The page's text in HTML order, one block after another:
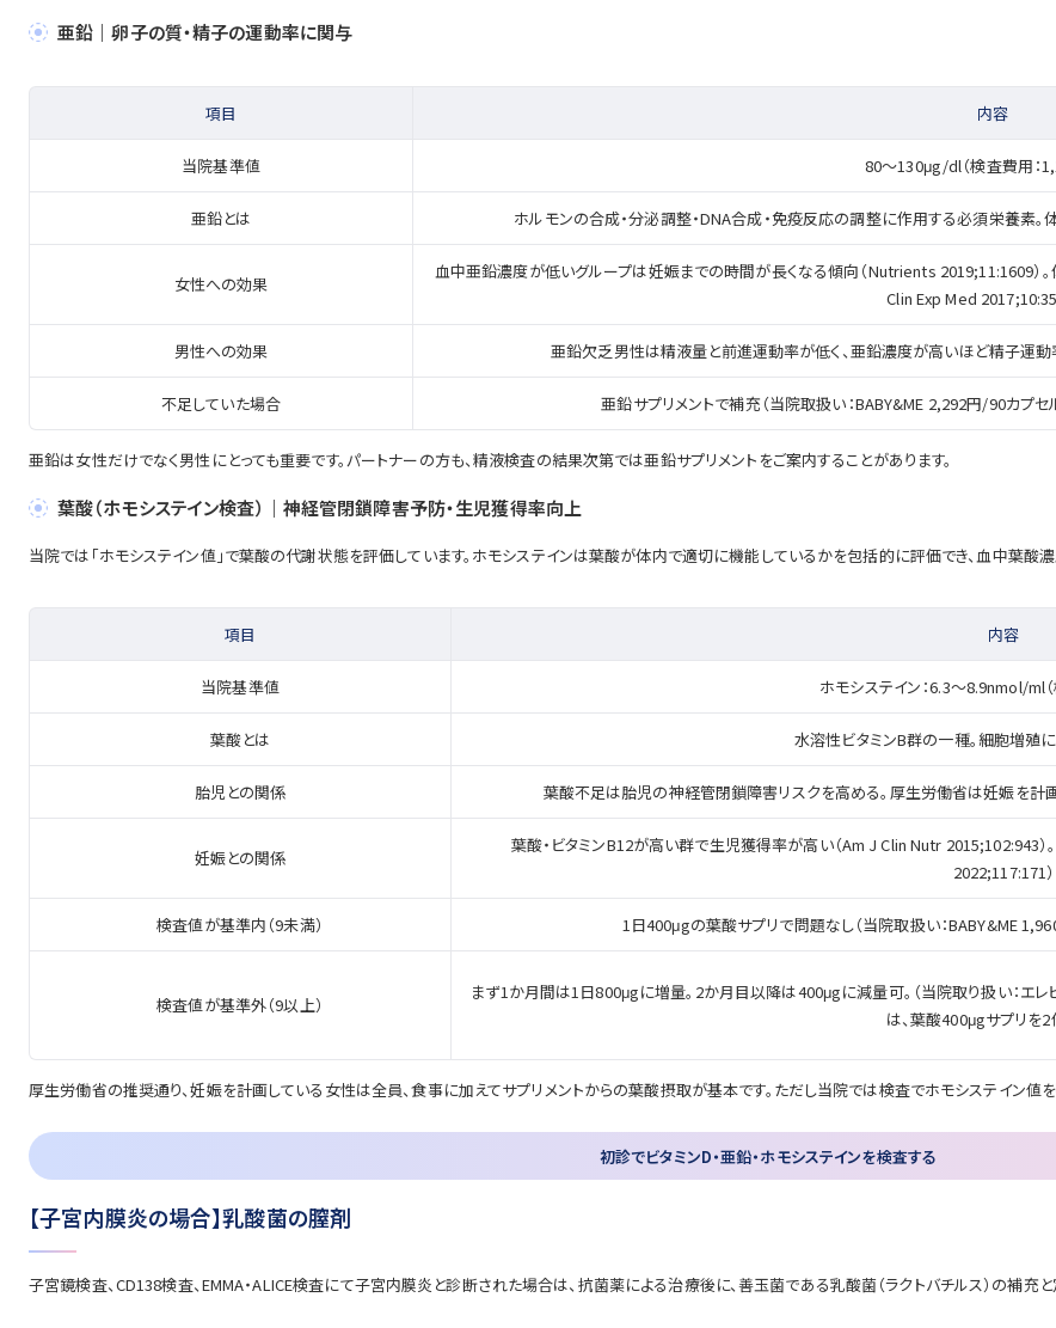
亜鉛｜卵子の質・精子の運動率に関与
項目 内容
当院基準値 80〜130μg/dl（検査費用：
亜鉛とは ホルモンの合成・分泌調整・DNA合成・免疫反応の調整に作用する必須栄養素
女性への効果
血中亜鉛濃度が低いグループは妊娠までの時間が長くなる傾向（Nutrients 2019;11:1609
Clin Exp Med
男性への効果 亜鉛欠乏男性は精液量と前進運動率が低く、亜鉛濃度が高いほど精子運
不足していた場合 亜鉛サプリメントで補充（当院取扱い：BABY&ME 2,292円/90カプ
亜鉛は女性だけでなく男性にとっても重要です。パートナーの方も、精液検査の結果次第では亜鉛サプリメントをご案内することがあります。
葉酸（ホモシステイン検査）｜神経管閉鎖障害予防・生児獲得率向上
当院では「ホモシステイン値」で葉酸の代謝状態を評価しています。ホモシステインは葉酸が体内で適切に機能しているかを包括的に評価でき、血中葉酸
項目 内容
当院基準値 ホモシステイン：6.3〜8.9nmol/ml
葉酸とは 水溶性ビタミンB群の一種。細胞増殖
胎児との関係 葉酸不足は胎児の神経管閉鎖障害リスクを高める。厚生労働省は妊娠を計
妊娠との関係
葉酸・ビタミンB12が高い群で生児獲得率が高い（Am J Clin Nutr 2015;102:943
2022;117:171）
検査値が基準内（9未満） 1日400μgの葉酸サプリで問題なし（当院取扱い：BABY&ME
検査値が基準外（9以上）
まず1か月間は1日800μgに増量。2か月目以降は400μgに減量可。（当院取り扱い：
は、葉酸400μgサプリを2
厚生労働省の推奨通り、妊娠を計画している女性は全員、食事に加えてサプリメントからの葉酸摂取が基本です。ただし当院では検査でホモシステイン値
初診でビタミンD・亜鉛・ホモシステインを検査する
【子宮内膜炎の場合】乳酸菌の膣剤
子宮鏡検査、CD138検査、EMMA・ALICE検査にて子宮内膜炎と診断された場合は、抗菌薬による治療後に、善玉菌である乳酸菌（ラクトバチルス）の補充